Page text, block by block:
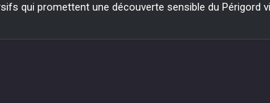
qui promettent une découverte sensible du Périgord